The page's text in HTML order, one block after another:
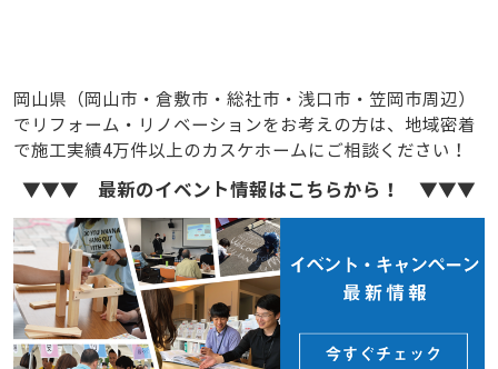
岡山県（岡山市・倉敷市・総社市・浅口市・笠岡市周辺）
でリフォーム・リノベーションをお考えの方は、地域密着
で施工実績4万件以上のカスケホームにご相談ください！
▼▼▼ 最新のイベント情報はこちらから！ ▼▼▼